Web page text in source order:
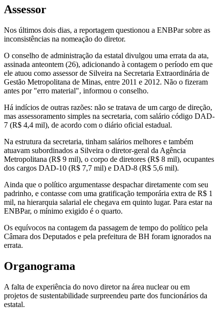
Assessor
Nos últimos dois dias, a reportagem questionou a ENBPar sobre as
inconsistências na nomeação do diretor.
O conselho de administração da estatal divulgou uma errata da ata,
assinada anteontem (26), adicionando à contagem o período em que
ele atuou como assessor de Silveira na Secretaria Extraordinária de
Gestão Metropolitana de Minas, entre 2011 e 2012. Não o fizeram
antes por "erro material", informou o conselho.
Há indícios de outras razões: não se tratava de um cargo de direção,
mas assessoramento simples na secretaria, com salário código DAD-
7 (R$ 4,4 mil), de acordo com o diário oficial estadual.
Na estrutura da secretaria, tinham salários melhores e também
atuavam subordinados a Silveira o diretor-geral da Agência
Metropolitana (R$ 9 mil), o corpo de diretores (R$ 8 mil), ocupantes
dos cargos DAD-10 (R$ 7,7 mil) e DAD-8 (R$ 5,6 mil).
Ainda que o político argumentasse despachar diretamente com seu
padrinho, e contasse com uma gratificação temporária extra de R$ 1
mil, na hierarquia salarial ele chegava em quinto lugar. Para estar na
ENBPar, o mínimo exigido é o quarto.
Os equívocos na contagem da passagem de tempo do político pela
Câmara dos Deputados e pela prefeitura de BH foram ignorados na
errata.
Organograma
A falta de experiência do novo diretor na área nuclear ou em
projetos de sustentabilidade surpreendeu parte dos funcionários da
estatal.